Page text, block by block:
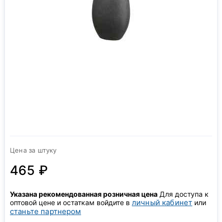
Цена за штуку
465 ₽
Указана рекомендованная розничная цена Для доступа к
оптовой цене и остаткам войдите в личный кабинет или
станьте партнером